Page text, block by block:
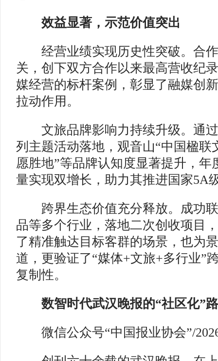
效益显著，示范价值突出
经营业绩实现历史性突破。合作
关，创下双方合作以来最高营收纪
媒经营的标杆案例，彰显了融媒创
拉动作用。
文旅品牌影响力持续升级。通过
列主题活动落地，观音山“中国楹联
愿胜地”等品牌认知度显著提升，年
量实现双增长，助力其推进国家5A
跨界生态价值充分释放。成功联
品等多个行业，落地二次创收项目
了精准触达目标客群的场景，也为
道，更验证了“媒体+文旅+多行业”
复制性。
数智时代武汉晚报的“社区化”
微信公众号“中国报业协会”/